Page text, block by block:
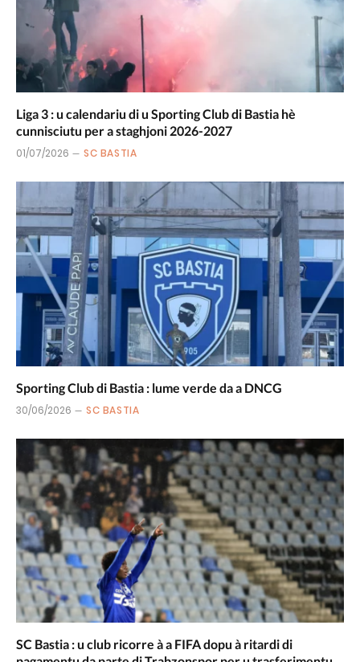
Liga 3 : u calendariu di u Sporting Club di Bastia hè
cunnisciutu per a staghjoni 2026-2027
01/07/2026 SC BASTIA
Sporting Club di Bastia : lume verde da a DNCG
30/06/2026 SC BASTIA
SC Bastia : u club ricorre à a FIFA dopu à ritardi di